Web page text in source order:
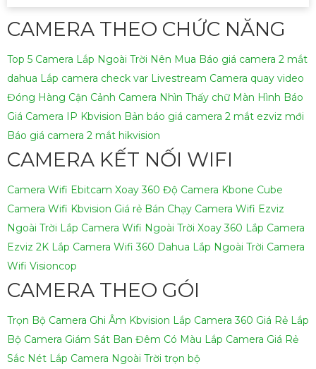
CAMERA THEO CHỨC NĂNG
Top 5 Camera Lắp Ngoài Trời Nên Mua Báo giá camera 2 mắt
dahua Lắp camera check var Livestream Camera quay video
Đóng Hàng Cận Cảnh Camera Nhìn Thấy chữ Màn Hình Báo
Giá Camera IP Kbvision Bản báo giá camera 2 mắt ezviz mới
Báo giá camera 2 mắt hikvision
CAMERA KẾT NỐI WIFI
Camera Wifi Ebitcam Xoay 360 Độ Camera Kbone Cube
Camera Wifi Kbvision Giá rẻ Bán Chạy Camera Wifi Ezviz
Ngoài Trời Lắp Camera Wifi Ngoài Trời Xoay 360 Lắp Camera
Ezviz 2K Lắp Camera Wifi 360 Dahua Lắp Ngoài Trời Camera
Wifi Visioncop
CAMERA THEO GÓI
Trọn Bộ Camera Ghi Âm Kbvision Lắp Camera 360 Giá Rẻ Lắp
Bộ Camera Giám Sát Ban Đêm Có Màu Lắp Camera Giá Rẻ
Sắc Nét Lắp Camera Ngoài Trời trọn bộ